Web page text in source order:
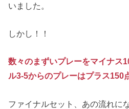
いました。
しかし！！
数々のまずいプレーをマイナス
ル3-5からのプレーはプラス150
ファイナルセット、あの流れに